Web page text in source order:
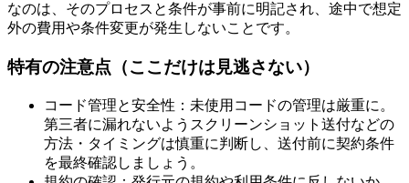
なのは、そのプロセスと条件が事前に明記され、途中で想定
外の費用や条件変更が発生しないことです。
特有の注意点（ここだけは見逃さない）
コード管理と安全性：未使用コードの管理は厳重に。
第三者に漏れないようスクリーンショット送付などの
方法・タイミングは慎重に判断し、送付前に契約条件
を最終確認しましょう。